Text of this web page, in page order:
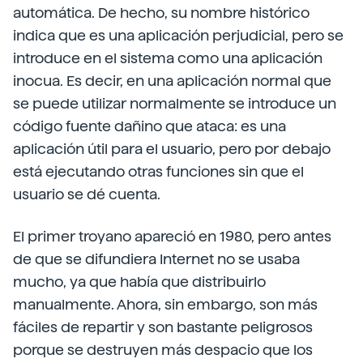
automática. De hecho, su nombre histórico
indica que es una aplicación perjudicial, pero se
introduce en el sistema como una aplicación
inocua. Es decir, en una aplicación normal que
se puede utilizar normalmente se introduce un
código fuente dañino que ataca: es una
aplicación útil para el usuario, pero por debajo
está ejecutando otras funciones sin que el
usuario se dé cuenta.
El primer troyano apareció en 1980, pero antes
de que se difundiera Internet no se usaba
mucho, ya que había que distribuirlo
manualmente. Ahora, sin embargo, son más
fáciles de repartir y son bastante peligrosos
porque se destruyen más despacio que los